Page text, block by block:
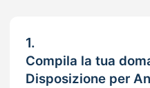
1.
Compila la tua
Disposizione per